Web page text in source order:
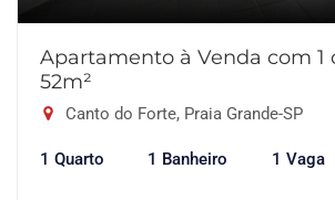
Apartamento à Venda com 1
52m²
Canto do Forte, Praia Grande-SP
1 Quarto 1 Banheiro 1 Vaga